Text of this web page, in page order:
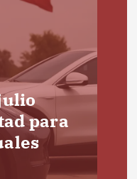
para